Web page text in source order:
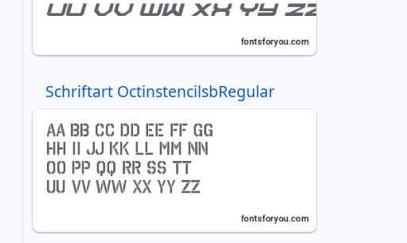
Schriftart OctinstencilsbRegular